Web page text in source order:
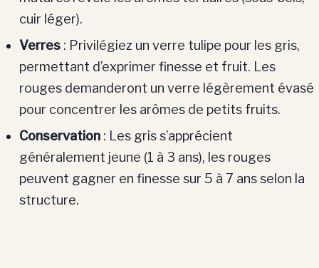
cuir léger).
Verres : Privilégiez un verre tulipe pour les gris,
permettant d’exprimer finesse et fruit. Les
rouges demanderont un verre légèrement évasé
pour concentrer les arômes de petits fruits.
Conservation : Les gris s’apprécient
généralement jeune (1 à 3 ans), les rouges
peuvent gagner en finesse sur 5 à 7 ans selon la
structure.